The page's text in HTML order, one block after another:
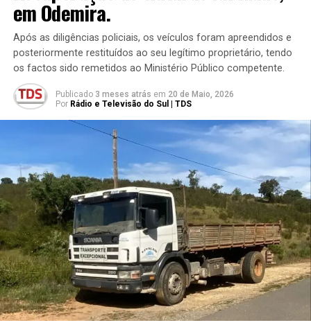
em Odemira.
Após as diligências policiais, os veículos foram apreendidos e
posteriormente restituídos ao seu legítimo proprietário, tendo
os factos sido remetidos ao Ministério Público competente.
Publicado 3 meses atrás em 20 de Maio, 2026
Por Rádio e Televisão do Sul | TDS